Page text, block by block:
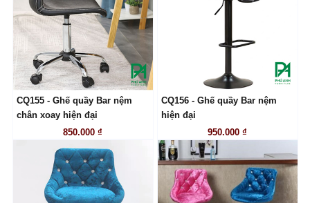
LIÊN HỆ
CQ155 - Ghế quầy Bar nệm
chân xoay hiện đại
850.000 ₫
CQ156 - Ghế quầy Bar nệm
hiện đại
950.000 ₫